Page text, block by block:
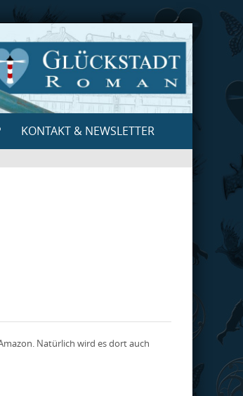
KONTAKT & NEWSLETTER
Natürlich wird es dort auch